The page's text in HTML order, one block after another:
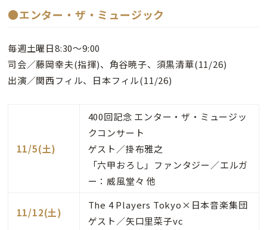
●エンター・ザ・ミュージック
毎週土曜日8:30～9:00
司会／藤岡幸夫(指揮)、角谷暁子、須黒清華(11/26)
出演／関西フィル、日本フィル(11/26)
11/5(土)
400回記念 エンター・ザ・ミュージッ
クコンサート
ゲスト／掛布雅之
「六甲おろし」ファンタジー／エルガ
ー：威風堂々 他
11/12(土)
The 4 Players Tokyo×日本音楽集団
ゲスト／矢口里菜子vc